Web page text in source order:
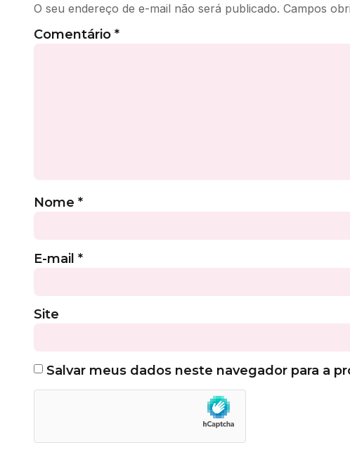
O seu endereço de e-mail não será publicado. Campos
Comentário *
Nome *
E-mail *
Site
Salvar meus dados neste navegador para a